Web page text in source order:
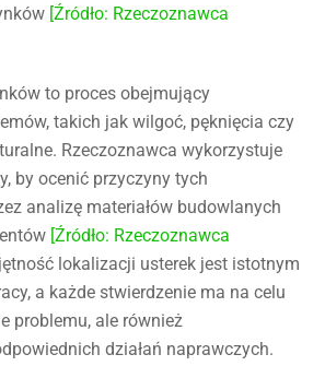
[Źródło: Rzeczoznawca
to proces obejmujący
takich jak wilgoć, pęknięcia czy
Rzeczoznawca wykorzystuje
by ocenić przyczyny tych
analizę materiałów budowlanych
[Źródło: Rzeczoznawca
lokalizacji usterek jest istotnym
a każde stwierdzenie ma na celu
problemu, ale również
działań naprawczych.